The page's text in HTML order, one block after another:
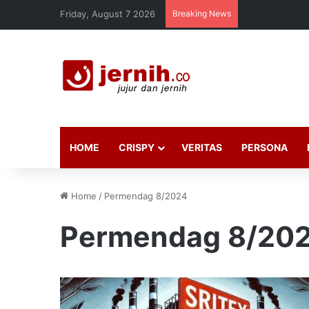
Friday, August 7 2026 Breaking News
HOME CRISPY VERITAS PERSONA
Home / Permendag 8/2024
Permendag 8/